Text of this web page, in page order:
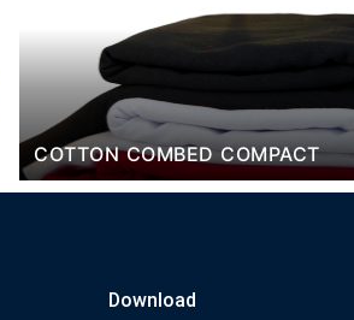
COTTON SEMI COMBED
Download